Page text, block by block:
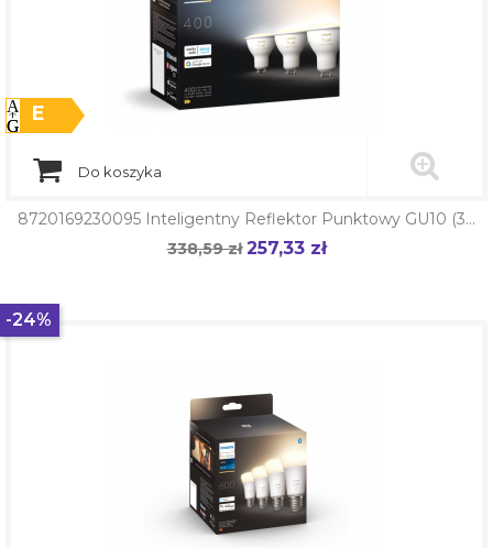
Do koszyka
8720169230095 Inteligentny Reflektor Punktowy GU10 (3...
Cena
338,59 zł Cena
257,33 zł
E
-24%